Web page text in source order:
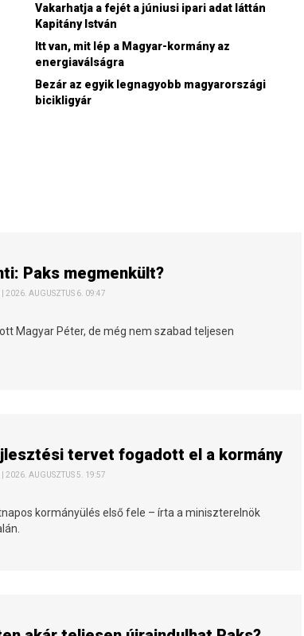
Vakarhatja a fejét a júniusi ipari adat láttán
Kapitány István
Itt van, mit lép a Magyar-kormány az
energiaválságra
Bezár az egyik legnagyobb magyarországi
bicikligyár
Paks megmenkült?
| 2026. AUGUSZTUS 6. 09:47
Magyar Péter, de még nem szabad teljesen
tervet fogadott el a kormány
| 2026. AUGUSZTUS 5. 19:57
kormányülés első fele – írta a miniszterelnök